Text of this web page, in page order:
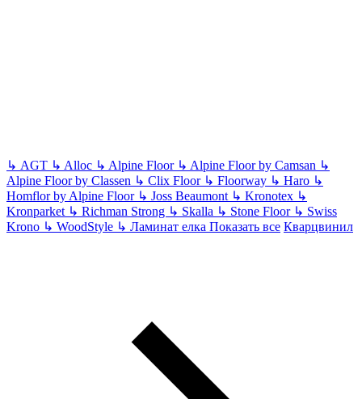
↳ AGT ↳ Alloc ↳ Alpine Floor ↳ Alpine Floor by Camsan ↳
Alpine Floor by Classen ↳ Clix Floor ↳ Floorway ↳ Haro ↳
Homflor by Alpine Floor ↳ Joss Beaumont ↳ Kronotex ↳
Kronparket ↳ Richman Strong ↳ Skalla ↳ Stone Floor ↳ Swiss
Krono ↳ WoodStyle ↳ Ламинат елка Показать все Кварцвинил